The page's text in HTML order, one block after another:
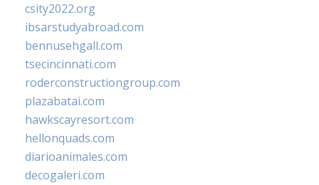
csity2022.org
ibsarstudyabroad.com
bennusehgall.com
tsecincinnati.com
roderconstructiongroup.com
plazabatai.com
hawkscayresort.com
hellonquads.com
diarioanimales.com
decogaleri.com